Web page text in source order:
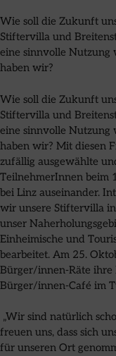
Wie soll die Zukunft
Stiftervilla und
eine sinnvolle Nutzung
haben wir?
Wie soll die Zukunft
Stiftervilla und
eine sinnvolle Nutzung
haben wir? Mit diesen
zufällig ausgewählte
TeilnehmerInnen beim
bei Linz auseinander.
wir unsere Stiftervilla
unser
Einheimische und
bearbeitet. Am 25.
Bürger/innen-Räte ihre
Bürger/innen-Café im
„Wir sind natürlich
freuen uns, dass sich
für unseren Ort